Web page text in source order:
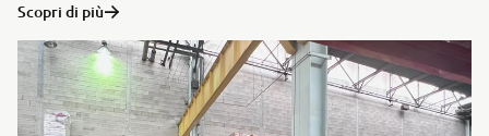
Scopri di più